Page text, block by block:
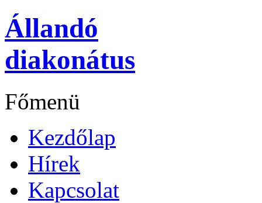
Állandó
diakonátus
Főmenü
Kezdőlap
Hírek
Kapcsolat